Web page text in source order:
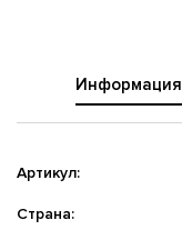
Информация
Артикул:
Страна: